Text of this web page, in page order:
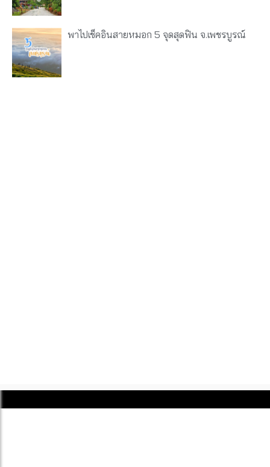
พาไปเช็คอินสายหมอก 5 จุดสุดฟิน จ.เพชรบูรณ์